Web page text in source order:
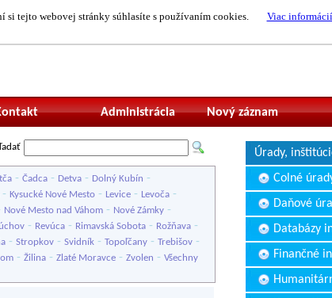
si tejto webovej stránky súhlasíte s používaním cookies. Viac informácií
Nový záznam
Administrácia
- Čadca - Detva - Dolný Kubín -
- Kysucké Nové Mesto - Levice - Levoča -
Nové Mesto nad Váhom - Nové Zámky -
- Revúca - Rimavská Sobota - Rožňava -
- Stropkov - Svidník - Topoľčany - Trebišov -
- Žilina - Zlaté Moravce - Zvolen - Všechny
Úrady,
Colné
Daňové
Databázy
Finančné